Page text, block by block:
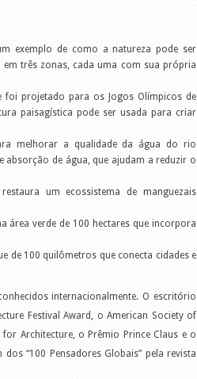
exemplo de como a natureza pode ser
três zonas, cada uma com sua própria
foi projetado para os Jogos Olímpicos de
paisagística pode ser usada para criar
melhorar a qualidade da água do rio
absorção de água, que ajudam a reduzir o
um ecossistema de manguezais
área verde de 100 hectares que incorpora
de 100 quilômetros que conecta cidades e
internacionalmente. O escritório
Festival Award, o American Society of
Architecture, o Prêmio Prince Claus e o
“100 Pensadores Globais” pela revista